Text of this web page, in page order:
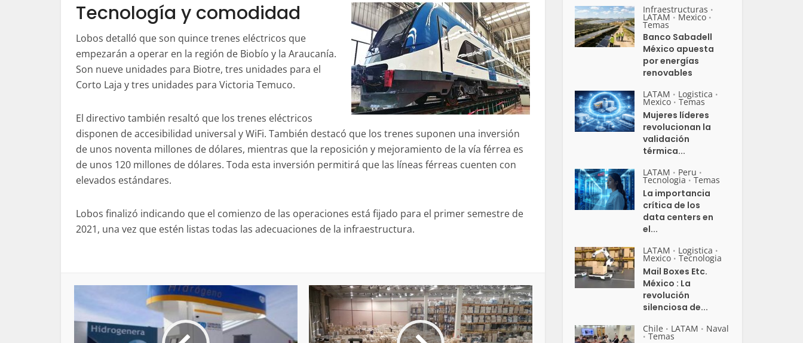
Tecnología y comodidad
Lobos detalló que son quince trenes eléctricos que
empezarán a operar en la región de Biobío y la Araucanía.
Son nueve unidades para Biotre, tres unidades para el
Corto Laja y tres unidades para Victoria Temuco.
El directivo también resaltó que los trenes eléctricos
disponen de accesibilidad universal y WiFi. También destacó que los trenes suponen una inversión
de unos noventa millones de dólares, mientras que la reposición y mejoramiento de la vía férrea es
de unos 120 millones de dólares. Toda esta inversión permitirá que las líneas férreas cuenten con
elevados estándares.
Lobos finalizó indicando que el comienzo de las operaciones está fijado para el primer semestre de
2021, una vez que estén listas todas las adecuaciones de la infraestructura.
Infraestructuras •
LATAM • Mexico •
Temas
Banco Sabadell
México apuesta
por energías
renovables
LATAM • Logistica •
Mexico • Temas
Mujeres líderes
revolucionan la
validación
térmica...
LATAM • Peru •
Tecnologia • Temas
La importancia
crítica de los
data centers en
el...
LATAM • Logistica •
Mexico • Tecnologia
Mail Boxes Etc.
México : La
revolución
silenciosa de...
Chile • LATAM • Naval
• Temas